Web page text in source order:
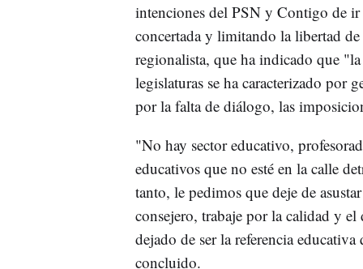
intenciones del PSN y Contigo de
concertada y limitando la libertad
regionalista, que ha indicado que
legislaturas se ha caracterizado por
por la falta de diálogo, las
"No hay sector educativo,
educativos que no esté en la calle
tanto, le pedimos que deje de
consejero, trabaje por la calidad y el
dejado de ser la referencia
concluido.